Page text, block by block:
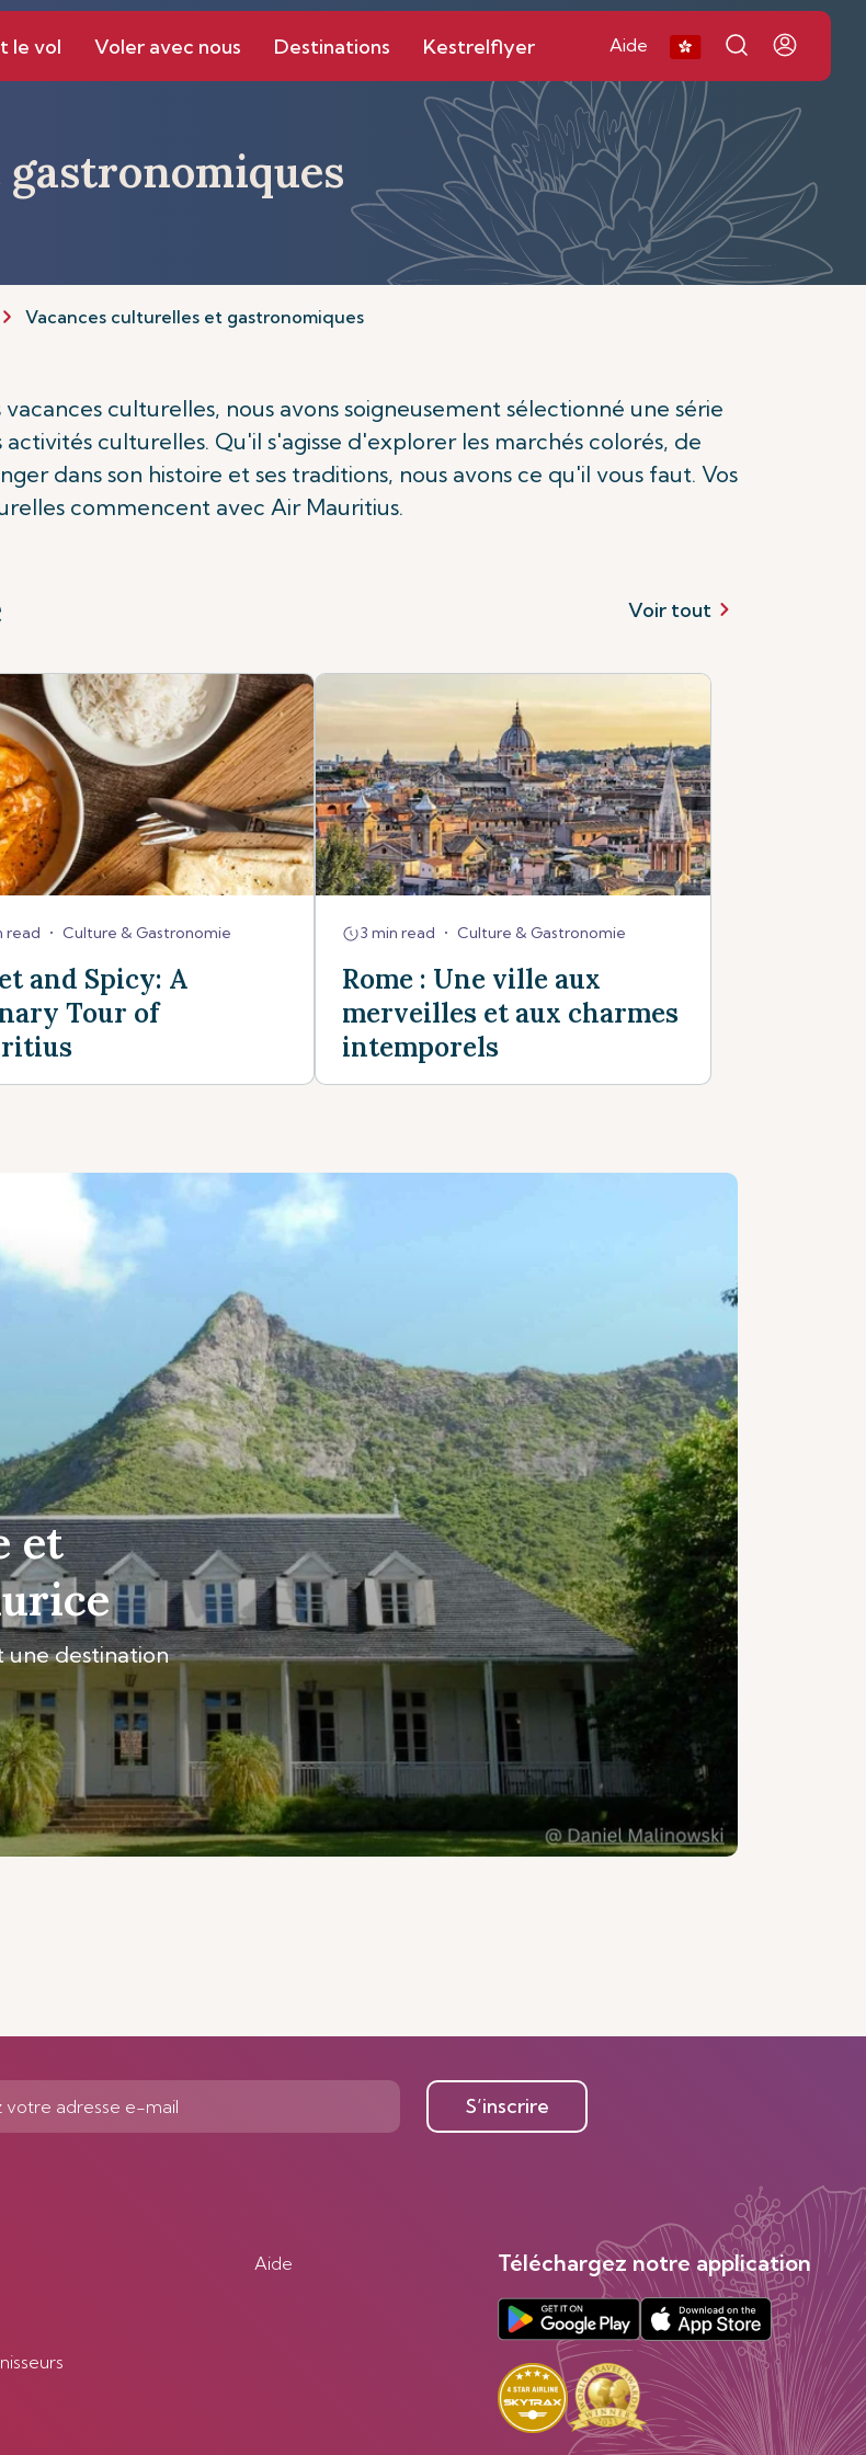
le vol Voler avec nous Destinations Kestrelflyer Aide
Vacances culturelles et gastronomiques
culturelles, nous avons soigneusement sélectionné une série
culturelles. Qu'il s'agisse d'explorer les marchés colorés, de
dans son histoire et ses traditions, nous avons ce qu'il vous faut. Vos
commencent avec Air Mauritius.
Voir tout
read • Culture & Gastronomie
and Spicy: A
Tour of
3 min read • Culture & Gastronomie
Rome : Une ville aux
merveilles et aux charmes
intemporels
et
une destination
S’inscrire
Aide Téléchargez notre application